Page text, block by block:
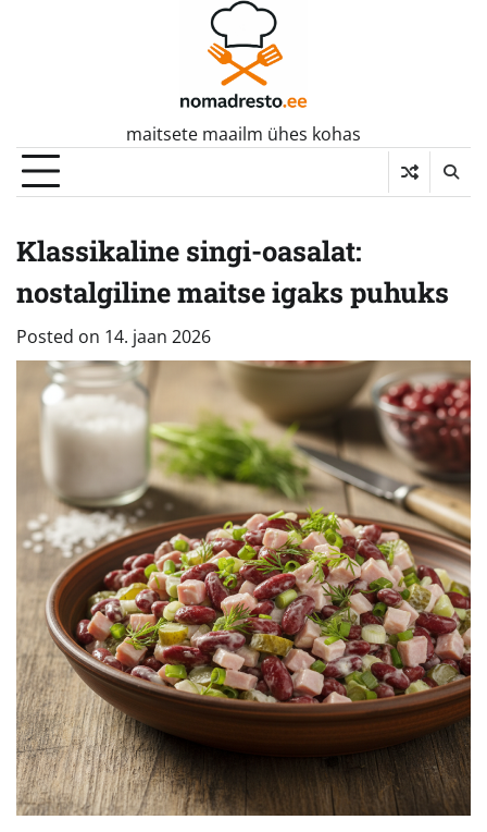
maitsete maailm ühes kohas
Klassikaline singi-oasalat:
nostalgiline maitse igaks puhuks
Posted on 14. jaan 2026